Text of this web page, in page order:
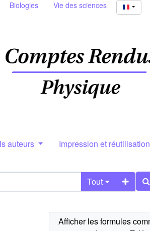
Biologies Vie des sciences
auteurs Impression et réutilisation
Tout